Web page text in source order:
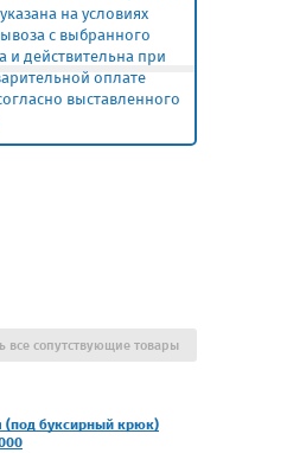
на условиях
с выбранного
и действительна при
оплате
выставленного
(под буксирный крюк)
все сопутствующие товары